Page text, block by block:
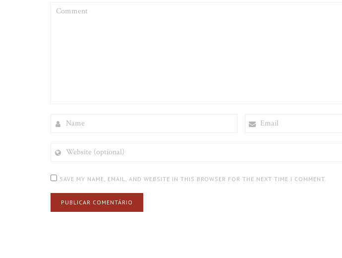
(OPTIONAL)
SAVE MY NAME, EMAIL, AND WEBSITE IN THIS BROWSER FOR THE NEXT TIME I COMMENT.